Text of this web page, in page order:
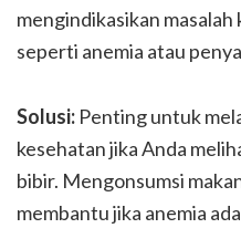
mengindikasikan
seperti anemia atau
Solusi: Penting untuk
kesehatan jika Anda
bibir. Mengonsumsi
membantu jika anemia